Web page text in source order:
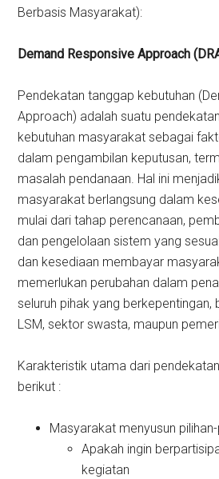
Berbasis Masyarakat):
Demand Responsive Approach
Pendekatan tanggap kebutuhan
Approach) adalah suatu
kebutuhan masyarakat sebagai
dalam pengambilan keputusan,
masalah pendanaan. Hal ini
masyarakat berlangsung dalam
mulai dari tahap perencanaan,
dan pengelolaan sistem yang
dan kesediaan membayar
memerlukan perubahan dalam
seluruh pihak yang berkepentingan,
LSM, sektor swasta, maupun
Karakteristik utama dari
berikut :
Masyarakat menyusun
Apakah ingin
kegiatan